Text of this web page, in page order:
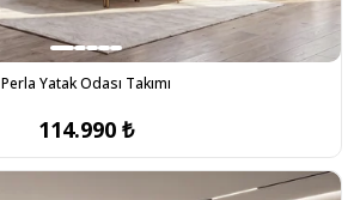
Perla Yatak Odası Takımı
114.990 ₺